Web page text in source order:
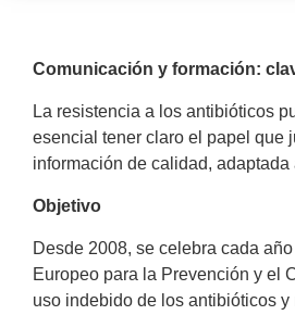
Comunicación y formación:
La resistencia a los antibióticos
esencial tener claro el papel que
información de calidad,
Objetivo
Desde 2008, se celebra cada año
Europeo para la Prevención y el
uso indebido de los antibióticos